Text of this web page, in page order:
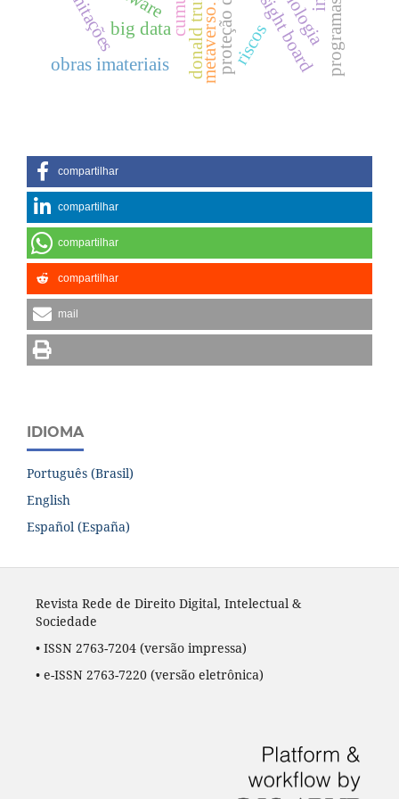
donald trump riscos
big data
limitações metaverso.
obras imateriais
compartilhar
compartilhar
compartilhar
compartilhar
mail
IDIOMA
Português (Brasil)
English
Español (España)
Revista Rede de Direito Digital, Intelectual &
Sociedade
• ISSN 2763-7204(versão impressa)
• e-ISSN 2763-7220(versão eletrônica)